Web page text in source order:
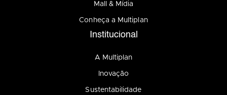
Mall & Mídia
Conheça a Multiplan
Institucional
A Multiplan
Inovação
Sustentabilidade